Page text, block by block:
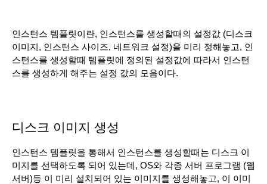
인스턴스 템플릿이란, 인스턴스를 생성할때의 설정값 (디스크
이미지, 인스턴스 사이즈, 네트워크 설정)을 미리 정해놓고, 인
스턴스를 생성할때 템플릿에 정의된 설정값에 따라서 인스턴
스를 생성하게 해주는 설정 값의 모음이다.
디스크 이미지 생성
인스턴스 템플릿을 통해서 인스턴스를 생성할때는 디스크 이
미지를 선택하도록 되어 있는데, OS와 각종 서버 프로그램 (웹
서버)등 이 미리 설치되어 있는 이미지를 생성해놓고, 이 이미